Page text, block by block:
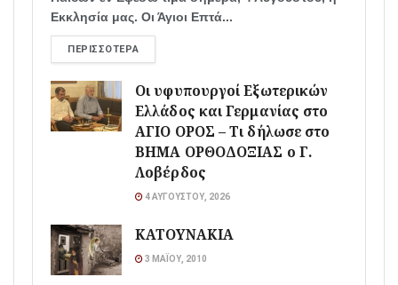
Εκκλησία μας. Οι Άγιοι Επτά...
ΠΕΡΙΣΣΌΤΕΡΑ
Οι υφυπουργοί Εξωτερικών
Ελλάδος και Γερμανίας στο
ΑΓΙΟ ΟΡΟΣ – Τι δήλωσε στο
ΒΗΜΑ ΟΡΘΟΔΟΞΙΑΣ ο Γ.
Λοβέρδος
4 ΑΥΓΟΎΣΤΟΥ, 2026
ΚΑΤΟΥΝΑΚΙΑ
3 ΜΑΪ́ΟΥ, 2010